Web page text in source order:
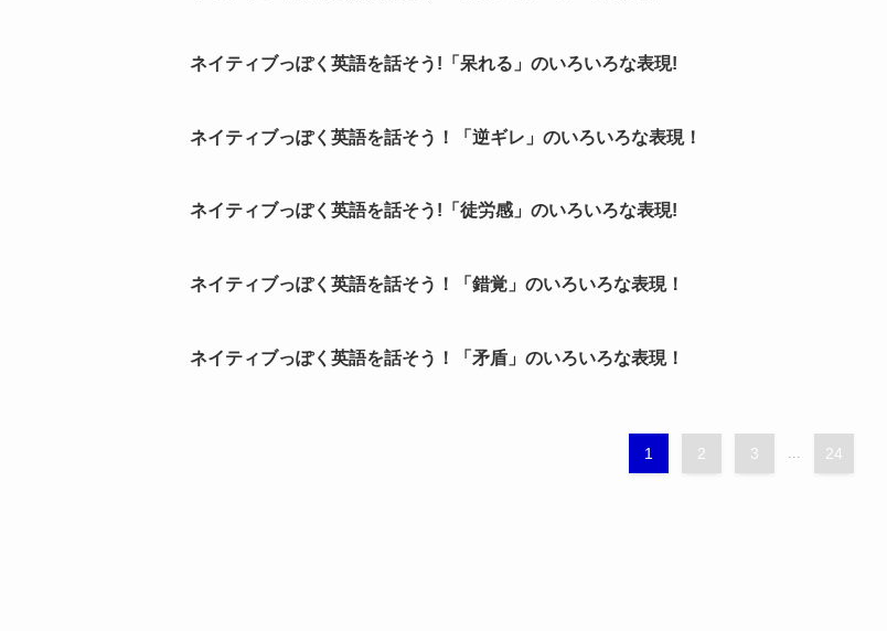
ネイティブっぽく英語を話そう!「呆れる」のいろいろな表現!
ネイティブっぽく英語を話そう！「逆ギレ」のいろいろな表現！
ネイティブっぽく英語を話そう!「徒労感」のいろいろな表現!
ネイティブっぽく英語を話そう！「錯覚」のいろいろな表現！
ネイティブっぽく英語を話そう！「矛盾」のいろいろな表現！
1 2 3 24